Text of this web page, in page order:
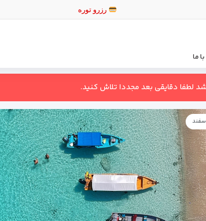
رزرو ت
ما
لطفا دقایقی بعد مجددا تلاش کنید.